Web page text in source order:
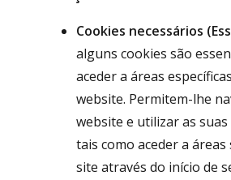
Cookies necessários
alguns cookies são
aceder a áreas
website. Permitem-lhe
website e utilizar as suas
tais como aceder a
site através do início de